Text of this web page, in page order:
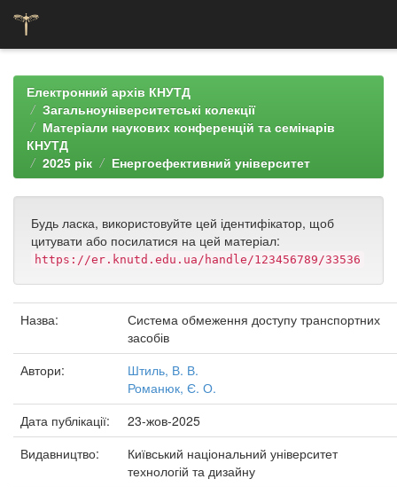
navigationЕлектронний архів КНУТД
Загальноуніверситетські колекції
Матеріали наукових конференцій та семінарів
КНУТД
2025 рік
Енергоефективний університет
Будь ласка, використовуйте цей ідентифікатор, щоб
цитувати або посилатися на цей матеріал:
https://er.knutd.edu.ua/handle/123456789/33536
Назва:
Система обмеження доступу транспортних
засобів
Автори:
Штиль, В. В.
Романюк, Є. О.
Дата публікації:
23-жов-2025
Видавництво:
Київський національний університет
технологій та дизайну